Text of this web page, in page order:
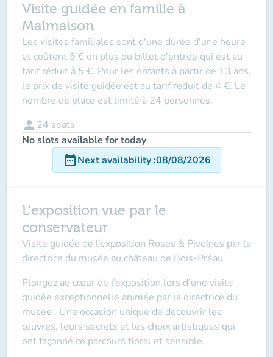
Visite guidée en famille à
Malmaison
Les visites familiales sont d'une durée d'une heure
et coûtent 5 € en plus du billet d'entrée qui est au
tarif réduit à 5 €. Pour les enfants à partir de 13 ans,
le prix de visite guidée est au tarif reduit de 4 €. Le
nombre de place est limité à 24 personnes.
person 24 seats
No slots available for today
date_rangeNext availability:08/08/2026
L'exposition vue par le
conservateur
Visite guidée de l’exposition Roses & Pivoines par la
directrice du musée au château de Bois-Préau
Plongez au cœur de l’exposition lors d’une visite
guidée exceptionnelle animée par la directrice du
musée . Une occasion unique de découvrir les
œuvres, leurs secrets et les choix artistiques qui
ont façonné ce parcours floral et sensible.